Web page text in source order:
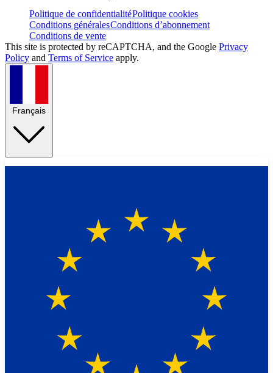
Politique de confidentialitéPolitique cookies
Conditions généralesConditions d’abonnement
Conditions de vente
This site is protected by reCAPTCHA, and the Google Privacy
Policy and Terms of Service apply.
Français